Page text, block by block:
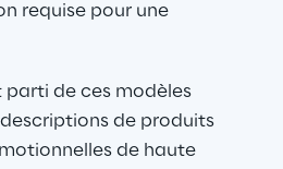
requise pour une
parti de ces modèles
de produits
de haute